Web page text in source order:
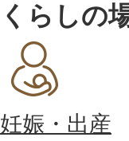
くらしの
妊娠・出産